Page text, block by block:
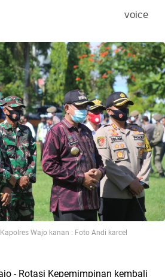
voice
Wajo kanan : Foto Andi karcel
- Rotasi Kepemimpinan kembali